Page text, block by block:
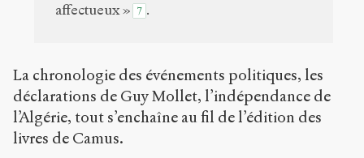
affectueux » 7 .
La chronologie des événements politiques, les
déclarations de Guy Mollet, l’indépendance de
l’Algérie, tout s’enchaîne au fil de l’édition des
livres de Camus.